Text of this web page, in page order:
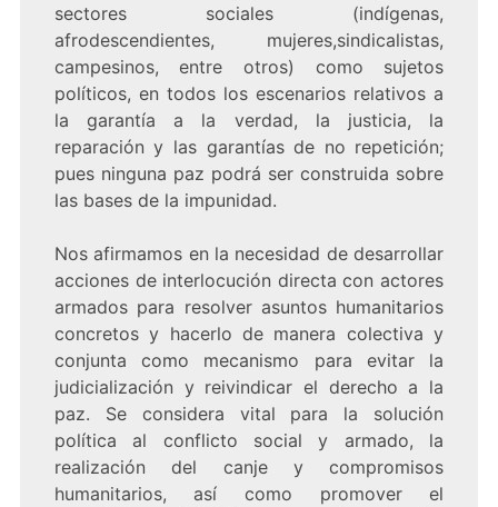
sectores sociales (indígenas,
afrodescendientes, mujeres,sindicalistas,
campesinos, entre otros) como sujetos
políticos, en todos los escenarios relativos a
la garantía a la verdad, la justicia, la
reparación y las garantías de no repetición;
pues ninguna paz podrá ser construida sobre
las bases de la impunidad.
Nos afirmamos en la necesidad de desarrollar
acciones de interlocución directa con actores
armados para resolver asuntos humanitarios
concretos y hacerlo de manera colectiva y
conjunta como mecanismo para evitar la
judicialización y reivindicar el derecho a la
paz. Se considera vital para la solución
política al conflicto social y armado, la
realización del canje y compromisos
humanitarios, así como promover el